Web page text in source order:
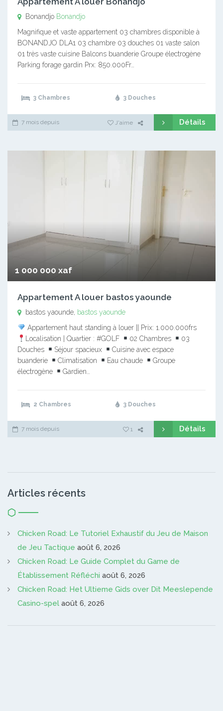
Bonandjo Bonandjo
Magnifique et vaste appartement 03 chambres disponible à
BONANDJO DLA1 03 chambre 03 douches 01 vaste salon
01 très vaste cuisine Balcons buanderie Groupe électrogène
Parking forage gardin Prx: 850.000Fr…
3 Chambres 3 Douches
7 mois depuis J'aime Détails
1 000 000 xaf
Appartement A louer bastos yaounde
bastos yaounde, bastos yaounde
Appartement haut standing à louer || Prix: 1.000.000frs
Localisation | Quartier : #GOLF
02 Chambres
03
Douches
Séjour spacieux
Cuisine avec espace
buanderie
Climatisation Eau chaude
Groupe
électrogène
Gardien…
2 Chambres 3 Douches
7 mois depuis 1 Détails
Articles récents
Chicken Road: Le Tutoriel Exhaustif du Jeu de Maison
de Jeu Tactique août 6, 2026
Chicken Road: Le Guide Complet du Game de
Établissement Réfléchi août 6, 2026
Chicken Road: Het Ultieme Gids over Dit Meeslepende
Casino-spel août 6, 2026